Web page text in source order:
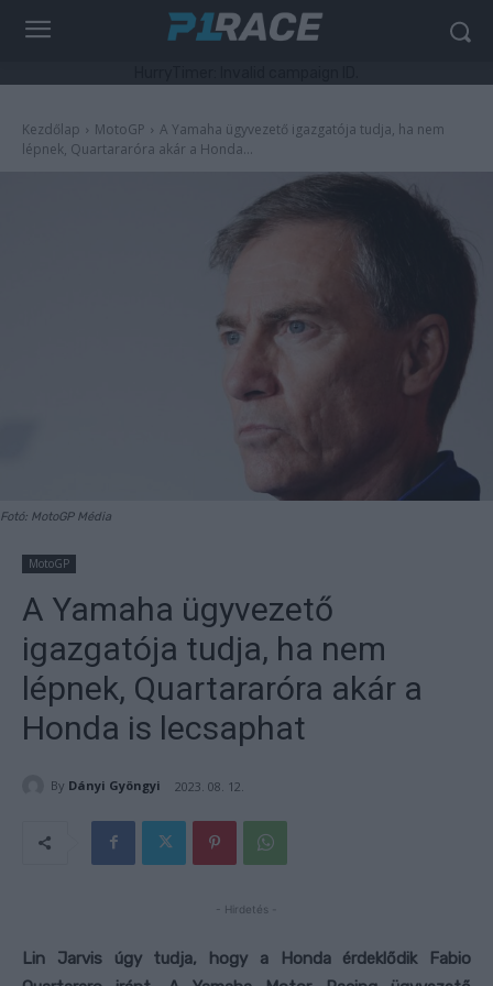
Kezdőlap MotoGP
A Yamaha ügyvezető igazgatója tudja, ha nem
lépnek, Quartararóra akár a Honda...
Fotó: MotoGP Média
MotoGP
A Yamaha ügyvezető
igazgatója tudja, ha nem
lépnek, Quartararóra akár a
Honda is lecsaphat
By Dányi Gyöngyi 2023. 08. 12.
- Hirdetés -
Lin Jarvis úgy tudja, hogy a Honda érdeklődik Fabio